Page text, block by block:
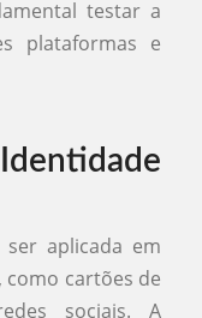
testar a
plataformas e
aplicada em
cartões de
sociais. A